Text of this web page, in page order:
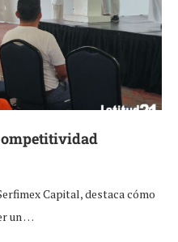
Capital, destaca cómo
un …